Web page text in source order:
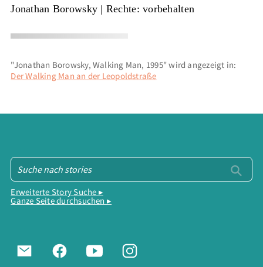
Jonathan Borowsky | Rechte: vorbehalten
"Jonathan Borowsky, Walking Man, 1995" wird angezeigt in:
Der Walking Man an der Leopoldstraße
Erweiterte Story Suche ▸
Ganze Seite durchsuchen ▸